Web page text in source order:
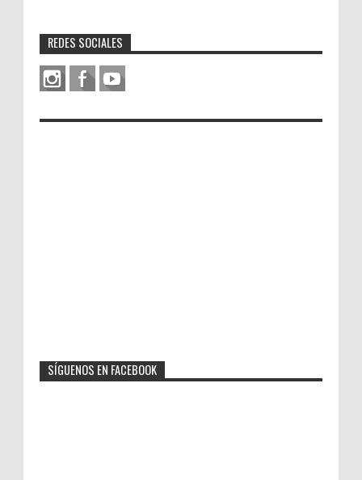
REDES SOCIALES
SÍGUENOS EN FACEBOOK